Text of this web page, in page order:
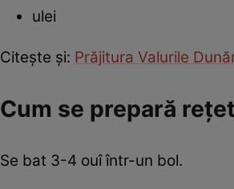
ulei
Citeşte şi: Prăjitura Valurile
Cum se prepară
Se bat 3-4 ouî într-un bol.